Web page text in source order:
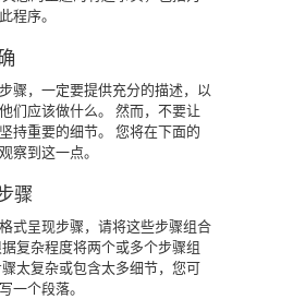
程序。
骤，一定要提供充分的描述，以
们应该做什么。
然而，不要让
重要的细节。
您将在下面的
察到这一点。
骤
式呈现步骤，请将这些步骤组合
复杂程度将两个或多个步骤组
太复杂或包含太多细节，您可
一个段落。